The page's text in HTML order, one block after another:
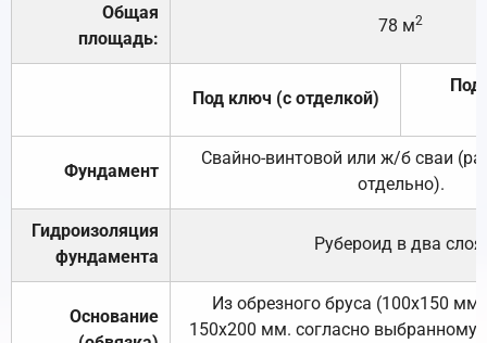
Общая
площадь:
78 м2
Под ключ (с отделкой)
Под
Фундамент
Свайно-винтовой или ж/б сваи
отдельно).
Гидроизоляция
фундамента
Рубероид в два слоя.
Основание
Из обрезного бруса (100х150
150х200 мм. согласно выбранному